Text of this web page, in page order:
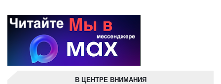
В ЦЕНТРЕ ВНИМАНИЯ